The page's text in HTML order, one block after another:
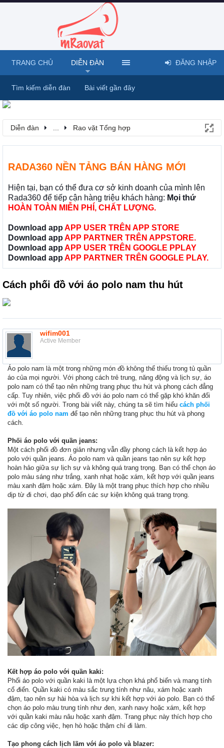
Diễn đàn Rao vặt Tổng hợp
RADA360 NỀN TẢNG BÁN HÀNG MỚI
Hiện tại, bạn có thể đưa cơ sở kinh doanh của mình lên
Rada360 để tiếp cận hàng triệu khách hàng: Mọi thứ
HOÀN TOÀN MIỄN PHÍ, CHẤT LƯỢNG.
Download app APP USER TRÊN APP STORE
Download app APP PARTNER TRÊN APPSTORE.
Download app APP USER TRÊN GOOGLE PPLAY
Download app APP PARTNER TRÊN GOOGLE PLAY.
Cách phối đồ với áo polo nam thu hút
wifim001
Active Member
Áo polo nam là một trong những món đồ không thể thiếu trong tủ quần
áo của mọi người. Với phong cách trẻ trung, năng động và lịch sự, áo
polo nam có thể tạo nên những trang phục thu hút và phong cách đẳng
cấp. Tuy nhiên, việc phối đồ với áo polo nam có thể gặp khó khăn đối
với một số người. Trong bài viết này, chúng ta sẽ tìm hiểu cách phối
đồ với áo polo nam để tạo nên những trang phục thu hút và phong
cách.
Phối áo polo với quần jeans:
Một cách phối đồ đơn giản nhưng vẫn đầy phong cách là kết hợp áo
polo với quần jeans. Áo polo nam và quần jeans tạo nên sự kết hợp
hoàn hảo giữa sự lịch sự và không quá trang trọng. Bạn có thể chọn áo
polo màu sáng như trắng, xanh nhạt hoặc xám, kết hợp với quần jeans
màu xanh đậm hoặc xám. Đây là một trang phục thích hợp cho nhiều
dịp từ đi chơi, dạo phố đến các sự kiện không quá trang trọng.
Kết hợp áo polo với quần kaki:
Phối áo polo với quần kaki là một lựa chọn khá phổ biến và mang tính
cổ điển. Quần kaki có màu sắc trung tính như nâu, xám hoặc xanh
đậm, tạo nên sự hài hòa và lịch sự khi kết hợp với áo polo. Bạn có thể
chọn áo polo màu trung tính như đen, xanh navy hoặc xám, kết hợp
với quần kaki màu nâu hoặc xanh đậm. Trang phục này thích hợp cho
các dịp công việc, hẹn hò hoặc thậm chí đi làm.
Tạo phong cách lịch lãm với áo polo và blazer:
TRANG CHỦ DIỄN ĐÀN
Tìm kiếm diễn đàn Bài viết gần đây
ĐĂNG NHẬP